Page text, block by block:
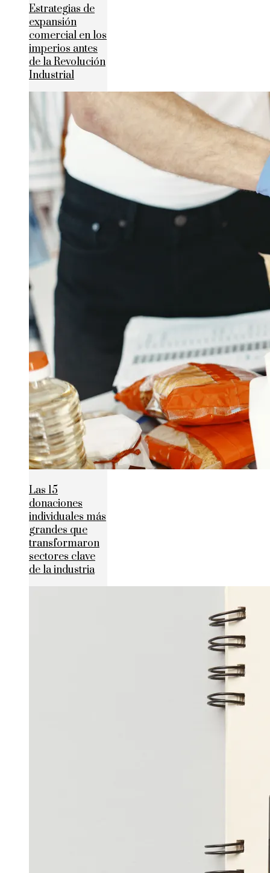
Estrategias de
expansión
comercial en los
imperios antes
de la Revolución
Industrial
Las 15
donaciones
individuales más
grandes que
transformaron
sectores clave
de la industria